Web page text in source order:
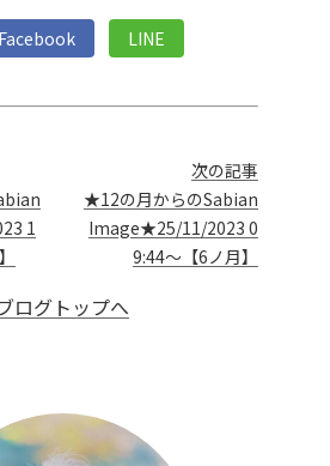
Facebook LINE
1
次の記事
★12の月からのSabian
Image★25/11/2023 0
9:44～【6ノ月】
ログトップへ